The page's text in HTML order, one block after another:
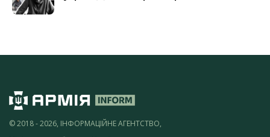
© 2018 - 2026, ІНФОРМАЦІЙНЕ АГЕНТСТВО,